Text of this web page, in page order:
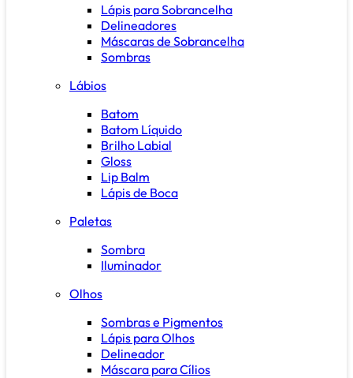
Lápis para Sobrancelha
Delineadores
Máscaras de Sobrancelha
Sombras
Lábios
Batom
Batom Líquido
Brilho Labial
Gloss
Lip Balm
Lápis de Boca
Paletas
Sombra
Iluminador
Olhos
Sombras e Pigmentos
Lápis para Olhos
Delineador
Máscara para Cílios